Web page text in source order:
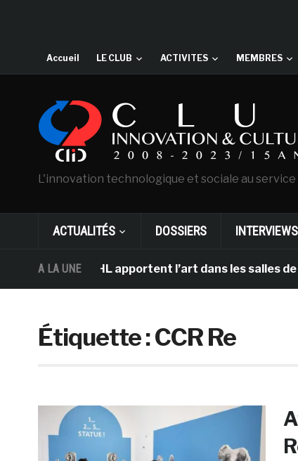
Accueil LE CLUB ACTIVITES MEMBRES
L'innovation technologique et sociale au
ACTUALITÉS DOSSIERS
A LA UNE
et DHL apportent l’art dans les salles de
Étiquette :CCR Re